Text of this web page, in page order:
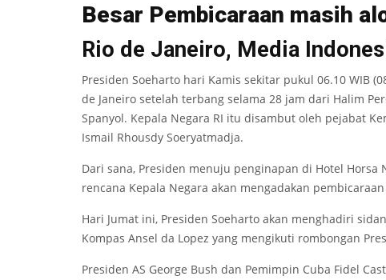
Besar Pembicaraan masih a
Rio de Janeiro, Media
Presiden Soeharto hari Kamis sekitar pukul 06.10 WIB
de Janeiro setelah terbang selama 28 jam dari Halim
Spanyol. Kepala Negara RI itu disambut oleh pejabat
Ismail Rhousdy Soeryatmadja.
Dari sana, Presiden menuju penginapan di Hotel
rencana Kepala Negara akan mengadakan
Hari Jumat ini, Presiden Soeharto akan menghadiri
Kompas Ansel da Lopez yang mengikuti rombongan
Presiden AS George Bush dan Pemimpin Cuba Fidel